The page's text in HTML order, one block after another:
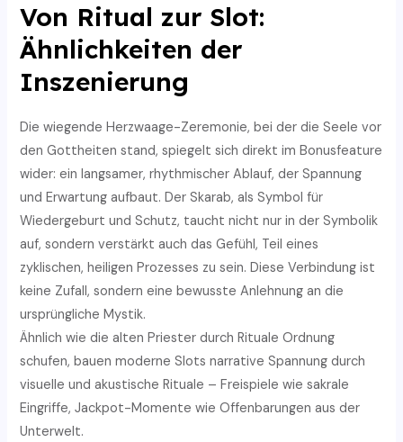
Von Ritual zur Slot:
Ähnlichkeiten der
Inszenierung
Die wiegende Herzwaage-Zeremonie, bei der die Seele vor
den Gottheiten stand, spiegelt sich direkt im Bonusfeature
wider: ein langsamer, rhythmischer Ablauf, der Spannung
und Erwartung aufbaut. Der Skarab, als Symbol für
Wiedergeburt und Schutz, taucht nicht nur in der Symbolik
auf, sondern verstärkt auch das Gefühl, Teil eines
zyklischen, heiligen Prozesses zu sein. Diese Verbindung ist
keine Zufall, sondern eine bewusste Anlehnung an die
ursprüngliche Mystik.
Ähnlich wie die alten Priester durch Rituale Ordnung
schufen, bauen moderne Slots narrative Spannung durch
visuelle und akustische Rituale – Freispiele wie sakrale
Eingriffe, Jackpot-Momente wie Offenbarungen aus der
Unterwelt.